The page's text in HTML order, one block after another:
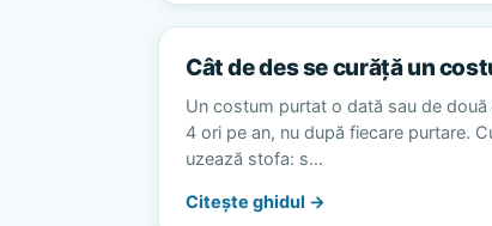
Cât de des se curăță un
Un costum purtat o dată sau de
4 ori pe an, nu după fiecare purtare.
uzează stofa: s…
Citește ghidul →